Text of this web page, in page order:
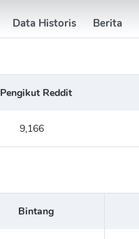
Data Historis Berita
Pengikut Reddit
9,166
Bintang